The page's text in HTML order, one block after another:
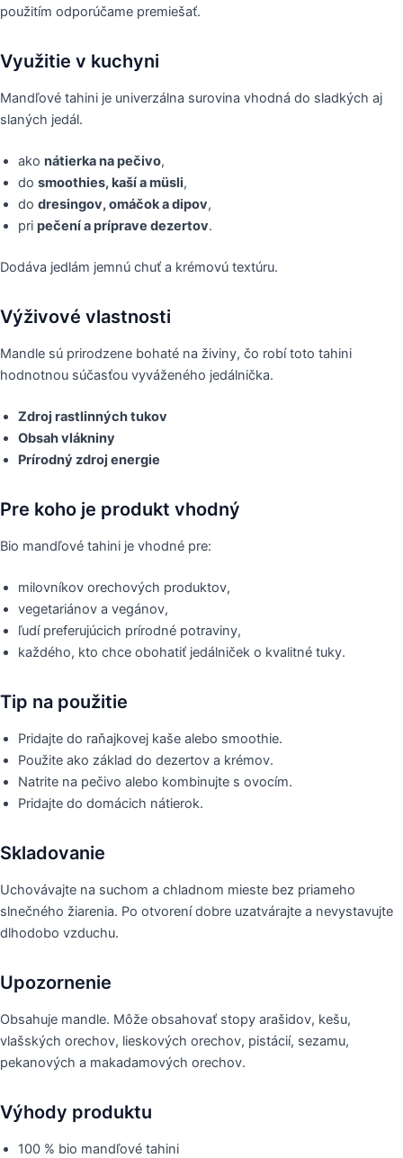
použitím odporúčame premiešať.
Využitie v kuchyni
Mandľové tahini je univerzálna surovina vhodná do sladkých aj
slaných jedál.
ako nátierka na pečivo,
do smoothies, kaší a müsli,
do dresingov, omáčok a dipov,
pri pečení a príprave dezertov.
Dodáva jedlám jemnú chuť a krémovú textúru.
Výživové vlastnosti
Mandle sú prirodzene bohaté na živiny, čo robí toto tahini
hodnotnou súčasťou vyváženého jedálnička.
Zdroj rastlinných tukov
Obsah vlákniny
Prírodný zdroj energie
Pre koho je produkt vhodný
Bio mandľové tahini je vhodné pre:
milovníkov orechových produktov,
vegetariánov a vegánov,
ľudí preferujúcich prírodné potraviny,
každého, kto chce obohatiť jedálniček o kvalitné tuky.
Tip na použitie
Pridajte do raňajkovej kaše alebo smoothie.
Použite ako základ do dezertov a krémov.
Natrite na pečivo alebo kombinujte s ovocím.
Pridajte do domácich nátierok.
Skladovanie
Uchovávajte na suchom a chladnom mieste bez priameho
slnečného žiarenia. Po otvorení dobre uzatvárajte a nevystavujte
dlhodobo vzduchu.
Upozornenie
Obsahuje mandle. Môže obsahovať stopy arašidov, kešu,
vlašských orechov, lieskových orechov, pistácií, sezamu,
pekanových a makadamových orechov.
Výhody produktu
100 % bio mandľové tahini